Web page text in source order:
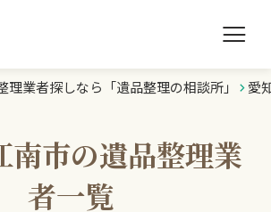
相談所TOP
す
理業者探しなら「遺品整理の相談所」 愛
南市の遺品整理業
者一覧